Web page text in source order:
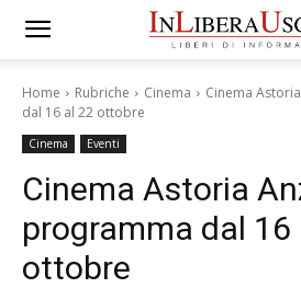
Home Rubriche Cinema
Cinema
dal 16 al 22 ottobre
Cinema Eventi
Cinema Astoria
programma dal 16
ottobre